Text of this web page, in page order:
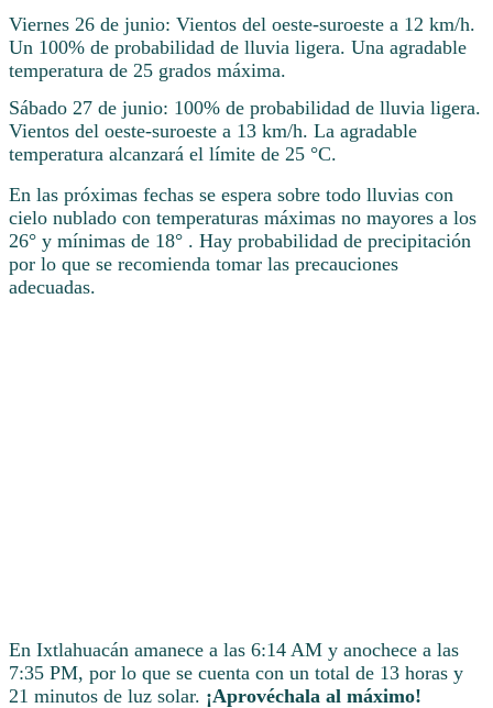
Viernes 26 de junio: Vientos del oeste-suroeste a 12 km/h.
Un 100% de probabilidad de lluvia ligera. Una agradable
temperatura de 25 grados máxima.
Sábado 27 de junio: 100% de probabilidad de lluvia ligera.
Vientos del oeste-suroeste a 13 km/h. La agradable
temperatura alcanzará el límite de 25 °C.
En las próximas fechas se espera sobre todo lluvias con
cielo nublado con temperaturas máximas no mayores a los
26° y mínimas de 18° . Hay probabilidad de precipitación
por lo que se recomienda tomar las precauciones
adecuadas.
En Ixtlahuacán amanece a las 6:14 AM y anochece a las
7:35 PM, por lo que se cuenta con un total de 13 horas y
21 minutos de luz solar. ¡Aprovéchala al máximo!